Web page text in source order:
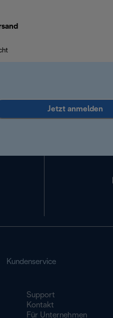
Jetzt anmelden
Kundenservice
Support
Kontakt
Für Unternehmen